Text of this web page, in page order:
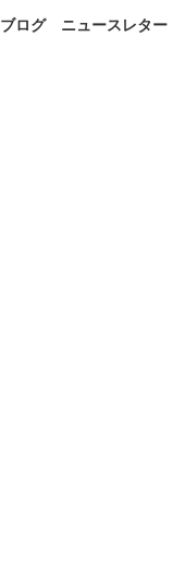
ブログ ニュースレター